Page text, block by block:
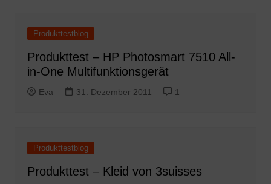
Produkttestblog
Produkttest – HP Photosmart 7510 All-
in-One Multifunktionsgerät
Eva 31. Dezember 2011 1
Produkttestblog
Produkttest – Kleid von 3suisses